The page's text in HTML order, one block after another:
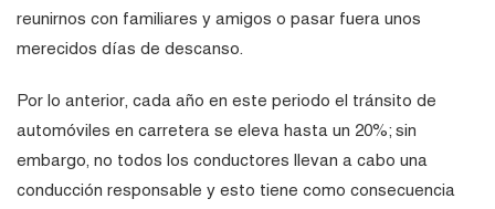
reunirnos con familiares y amigos o pasar fuera unos
merecidos días de descanso.
Por lo anterior, cada año en este periodo el tránsito de
automóviles en carretera se eleva hasta un 20%; sin
embargo, no todos los conductores llevan a cabo una
conducción responsable y esto tiene como consecuencia